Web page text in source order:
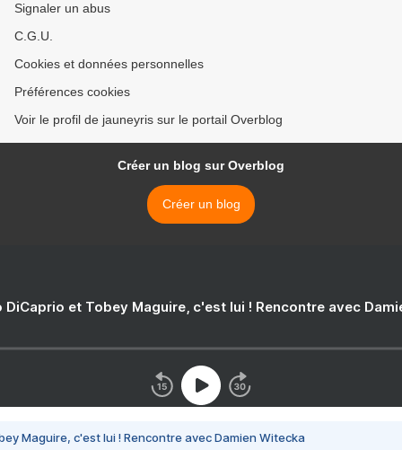
Signaler un abus
C.G.U.
Cookies et données personnelles
Préférences cookies
Voir le profil de jauneyris sur le portail Overblog
Créer un blog sur Overblog
Créer un blog
DiCaprio et Tobey Maguire, c'est lui ! Rencontre avec
Maguire, c'est lui ! Rencontre avec Damien Witecka